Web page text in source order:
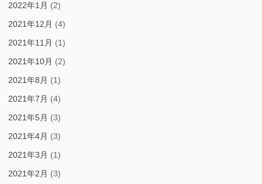
2022年1月 (2)
2021年12月 (4)
2021年11月 (1)
2021年10月 (2)
2021年8月 (1)
2021年7月 (4)
2021年5月 (3)
2021年4月 (3)
2021年3月 (1)
2021年2月 (3)